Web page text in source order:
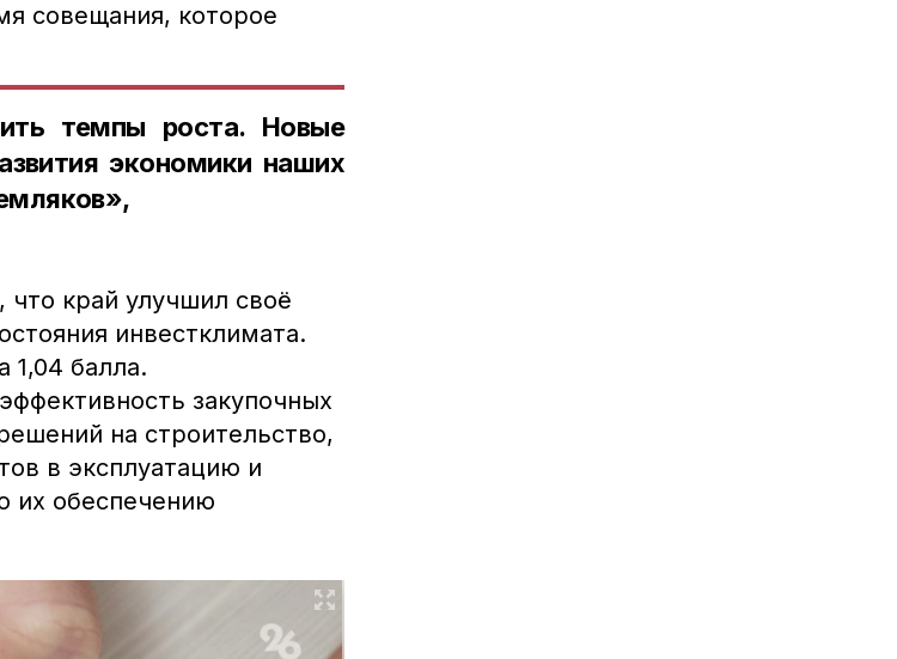
совещания, которое
темпы роста. Новые
экономики наших
край улучшил своё
инвестклимата.
1,04 балла.
закупочных
на строительство,
в эксплуатацию и
их обеспечению